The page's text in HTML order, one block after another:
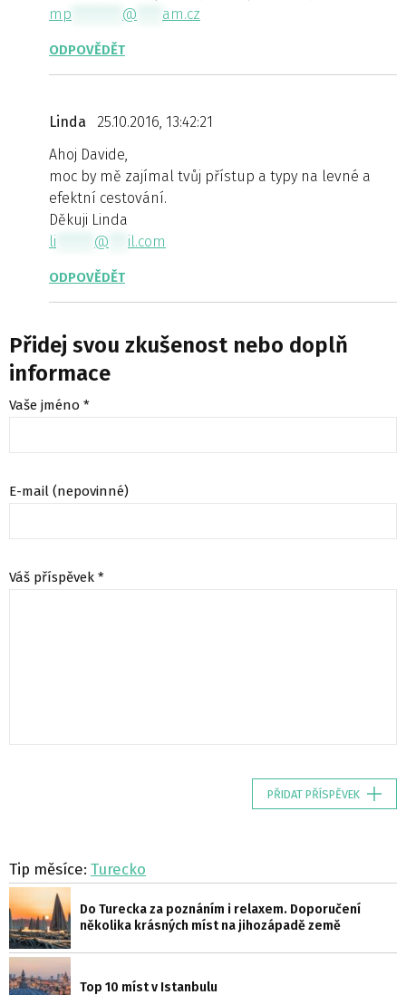
mp
@ am.cz
ODPOVĚDĚT
Linda
25.10.2016, 13:42:21
Ahoj Davide,
moc by mě zajímal tvůj přístup a typy na levné a
efektní cestování.
Děkuji Linda
li
@ il.com
ODPOVĚDĚT
Přidej svou zkušenost nebo doplň
informace
Vaše jméno *
E-mail (nepovinné)
Váš příspěvek *
PŘIDAT PŘÍSPĚVEK
Tip měsíce: Turecko
Do Turecka za poznáním i relaxem. Doporučení
několika krásných míst na jihozápadě země
Top 10 míst v Istanbulu